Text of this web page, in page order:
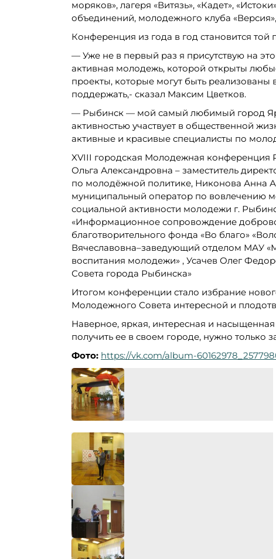
моряков», лагеря «Витязь», «Кадет»,
объединений, молодежного клуба
Конференция из года в год становится
— Уже не в первый раз я присутствую на
активная молодежь, которой открыты
проекты, которые могут быть
поддержать,- сказал Максим Цветков.
— Рыбинск — мой самый любимый город
активностью участвует в общественной
активные и красивые специалисты по
XVIII городская Молодежная конференция
Ольга Александровна – заместитель
по молодёжной политике, Никонова Анна
муниципальный оператор по вовлечению
социальной активности молодежи г.
«Информационное сопровождение
благотворительного фонда «Во благо»
Вячеславовна–заведующий отделом МАУ
воспитания молодежи» , Усачев Олег
Совета города Рыбинска»
Итогом конференции стало избрание
Молодежного Совета интересной и
Наверное, яркая, интересная и
получить ее в своем городе, нужно только
Фото: https://vk.com/album-